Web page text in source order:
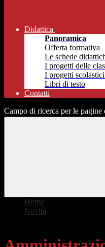
Didattica
Panoramica
Offerta formativa
Le schede
I progetti delle
I progetti
Libri di testo
Contatti
Campo di ricerca per le pagine
Home
Novità